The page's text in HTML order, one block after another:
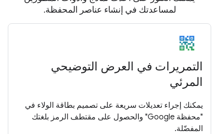
لمساعدتك في إنشاء عناصر المحفظة.
التمريرات في العرض التوضيحي
المرئي
يمكنك إجراء تعديلات سريعة على تصميم بطاقة الولاء في
"محفظة Google" والحصول على مقتطف الرمز بلغتك
المفضّلة.